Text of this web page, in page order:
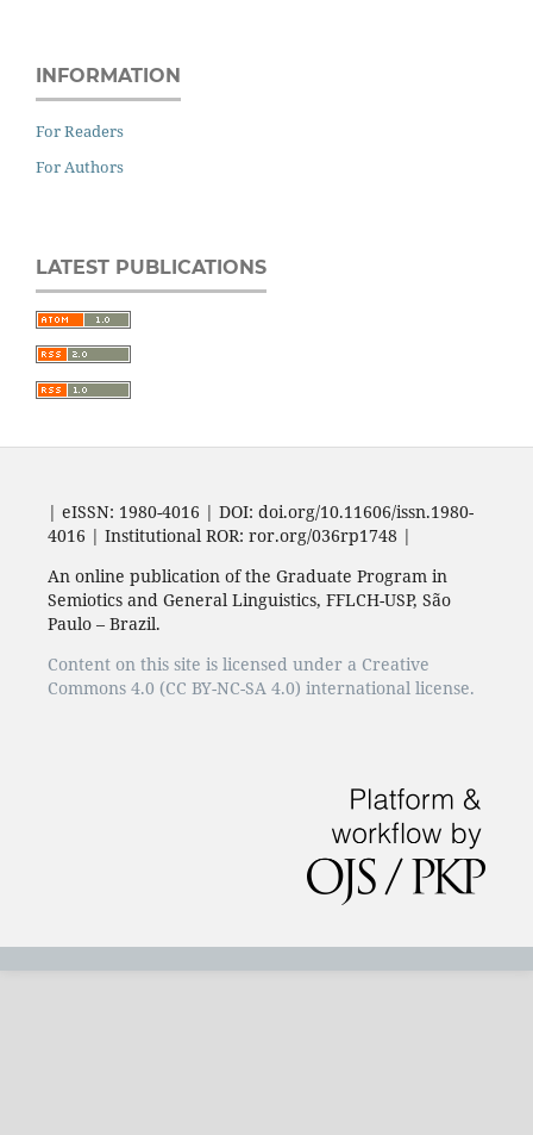
INFORMATION
For Readers
For Authors
LATEST PUBLICATIONS
| eISSN: 1980-4016 | DOI: doi.org/10.11606/issn.1980-
4016 | Institutional ROR: ror.org/036rp1748 |
An online publication of the Graduate Program in
Semiotics and General Linguistics, FFLCH-USP, São
Paulo – Brazil.
Content on this site is licensed under a Creative
Commons 4.0 (CC BY-NC-SA 4.0) international license.